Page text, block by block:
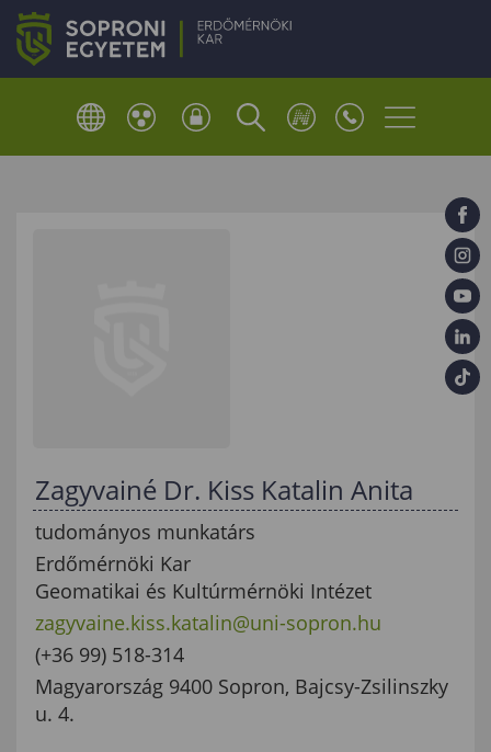
Zagyvainé Dr. Kiss Katalin Anita
tudományos munkatárs
Erdőmérnöki Kar
Geomatikai és Kultúrmérnöki Intézet
zagyvaine.kiss.katalin@uni-sopron.hu
(+36 99) 518-314
Magyarország 9400 Sopron, Bajcsy-Zsilinszky
u. 4.